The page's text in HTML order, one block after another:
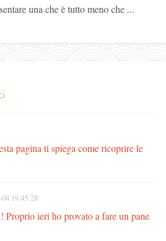
una che è tutto meno che ...
pagina ti spiega come ricoprire le
04 19:45:28
Proprio ieri ho provato a fare un pane